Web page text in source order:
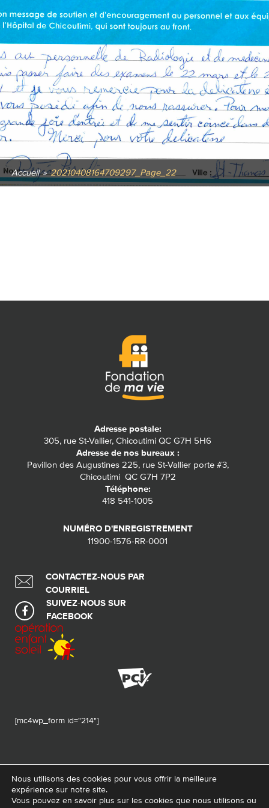
Accueil » 20210408164709297_Page_22
Adresse postale:
305, rue St-Vallier, Chicoutimi QC G7H 5H6
Adresse de nos bureaux :
Pavillon des Augustines 225, rue St-Vallier porte #3,
Chicoutimi QC G7H 7P2
Téléphone:
418 541-1005
NUMÉRO D'ENREGISTREMENT
11900-1576-RR-0001
CONTACTEZ-NOUS PAR
COURRIEL
SUIVEZ-NOUS SUR
FACEBOOK
[mc4wp_form id="214"]
© 2026 Tous droits réservés - Fondation de ma vie – Pour la santé de la
Nous utilisons des cookies pour vous offrir la meilleure
expérience sur notre site.
Vous pouvez en savoir plus sur les cookies que nous utilisons ou